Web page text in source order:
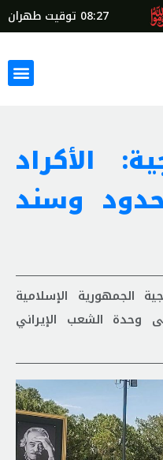
08:27 توقيت طهران
الأكراد
وسند
الجمهورية الإسلامية
وحدة الشعب الإيراني